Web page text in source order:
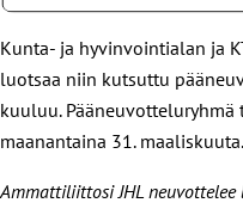
Kunta- ja hyvinvointialan ja
luotsaa niin kutsuttu
kuuluu. Pääneuvotteluryhmä
maanantaina 31. maaliskuuta.
Ammattiliittosi JHL